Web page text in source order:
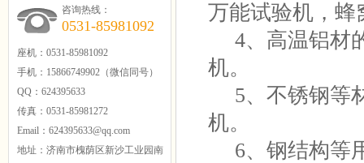
咨询热线：
0531-85981092
座机：0531-85981092
手机：15866749902（微信同号）
QQ：624395633
传真：0531-85981272
Email：624395633@qq.com
地址：济南市槐荫区新沙工业园南
万能试验机，蜂
4、高温铝材
机。
5、不锈钢等
机。
6、钢结构等